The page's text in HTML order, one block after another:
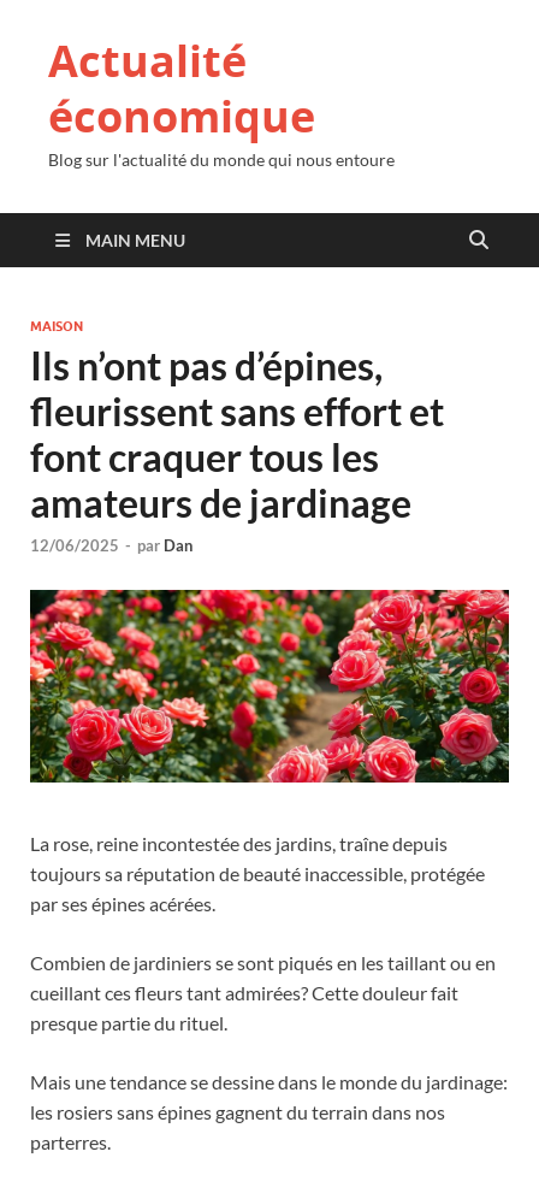
Actualité
économique
Blog sur l'actualité du monde qui nous entoure
MAIN MENU
MAISON
Ils n’ont pas d’épines,
fleurissent sans effort et
font craquer tous les
amateurs de jardinage
12/06/2025 - par Dan
La rose, reine incontestée des jardins, traîne depuis
toujours sa réputation de beauté inaccessible, protégée
par ses épines acérées.
Combien de jardiniers se sont piqués en les taillant ou en
cueillant ces fleurs tant admirées? Cette douleur fait
presque partie du rituel.
Mais une tendance se dessine dans le monde du jardinage:
les rosiers sans épines gagnent du terrain dans nos
parterres.